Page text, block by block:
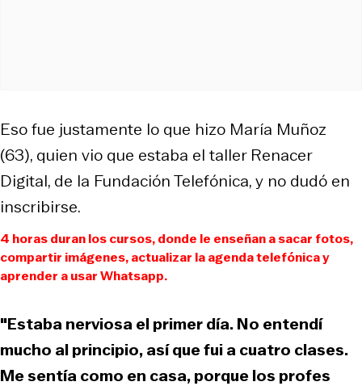
Eso fue justamente lo que hizo María Muñoz
(63), quien vio que estaba el taller Renacer
Digital, de la Fundación Telefónica, y no dudó en
inscribirse.
4 horas duran los cursos, donde le enseñan a sacar fotos,
compartir imágenes, actualizar la agenda telefónica y
aprender a usar Whatsapp.
"Estaba nerviosa el primer día. No entendí
mucho al principio, así que fui a cuatro clases.
Me sentía como en casa, porque los profes